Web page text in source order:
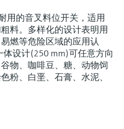
用的音叉料位开关，适用
料。多样化的设计表明用
燃等危险区域的应用认
设计(250 mm)可任意方向
物、咖啡豆、糖、动物饲
粉、白垩、石膏、水泥、